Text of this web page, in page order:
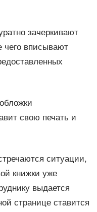
зачеркивают
чего вписывают
свою печать и
ситуации,
книжки уже
выдается
странице ставится